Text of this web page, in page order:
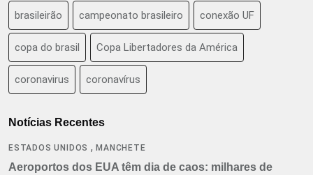
brasileirão campeonato brasileiro conexão UF
copa do brasil Copa Libertadores da América
coronavirus coronavírus
Notícias Recentes
ESTADOS UNIDOS ,MANCHETE
Aeroportos dos EUA têm dia de caos: milhares de